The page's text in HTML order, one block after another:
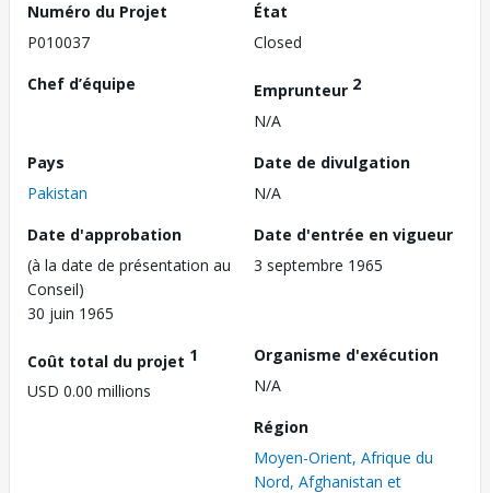
Numéro du Projet
P010037
État
Closed
Chef d’équipe
Emprunteur 2
N/A
Pays
Pakistan
Date de divulgation
N/A
Date d'approbation
(à la date de présentation au
Conseil)
30 juin 1965
Date d'entrée en vigueur
3 septembre 1965
Coût total du projet 1
USD 0.00 millions
Organisme d'exécution
N/A
Région
Moyen-Orient, Afrique du
Nord, Afghanistan et